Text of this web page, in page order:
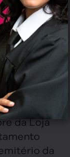
três
mandato.
filhos. O
da Loja
da